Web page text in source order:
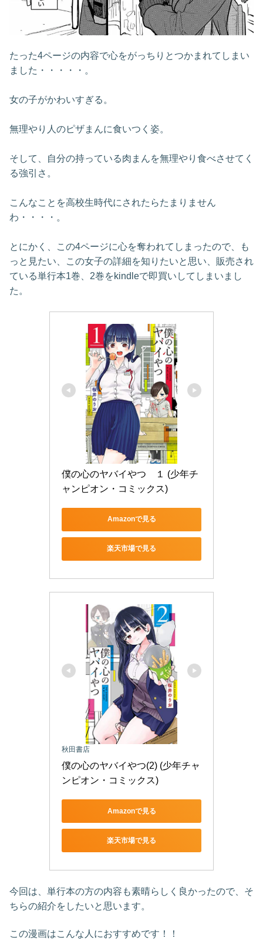
たった4ページの内容で心をがっちりとつかまれてしまい
ました・・・・・。
女の子がかわいすぎる。
無理やり人のピザまんに食いつく姿。
そして、自分の持っている肉まんを無理やり食べさせてく
る強引さ。
こんなことを高校生時代にされたらたまりません
わ・・・・。
とにかく、この4ページに心を奪われてしまったので、も
っと見たい、この女子の詳細を知りたいと思い、販売され
ている単行本1巻、2巻をkindleで即買いしてしまいまし
た。
僕の心のヤバイやつ　１ (少年チ
ャンピオン・コミックス)
Amazonで見る
楽天市場で見る
秋田書店
僕の心のヤバイやつ(2) (少年チャ
ンピオン・コミックス)
Amazonで見る
楽天市場で見る
今回は、単行本の方の内容も素晴らしく良かったので、そ
ちらの紹介をしたいと思います。
この漫画はこんな人におすすめです！！